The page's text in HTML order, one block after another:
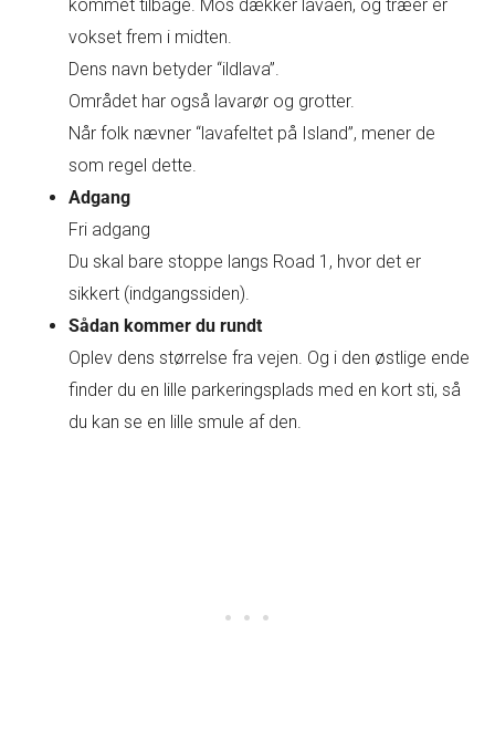
kommet tilbage. Mos dækker lavaen, og træer er
vokset frem i midten.
Dens navn betyder “ildlava”.
Området har også lavarør og grotter.
Når folk nævner “lavafeltet på Island”, mener de
som regel dette.
Adgang
Fri adgang
Du skal bare stoppe langs Road 1, hvor det er
sikkert (indgangssiden).
Sådan kommer du rundt
Oplev dens størrelse fra vejen. Og i den østlige ende
finder du en lille parkeringsplads med en kort sti, så
du kan se en lille smule af den.